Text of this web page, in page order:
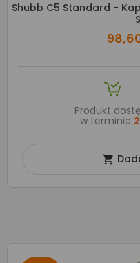
Shubb C5 Standard -
Produkt
w terminie
